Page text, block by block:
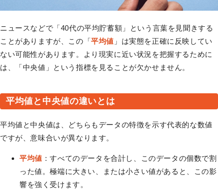
ニュースなどで「40代の平均貯蓄額」という言葉を見聞きする
ことがありますが、この「平均値 」は実態を正確に反映してい
ない可能性があります。より現実に近い状況を把握するために
は、「中央値」という指標を見ることが欠かせません。
平均値と中央値の違いとは
平均値と中央値は、どちらもデータの特徴を示す代表的な数値
ですが、意味合いが異なります。
平均値 ：すべてのデータを合計し、このデータの個数で割
った値。極端に大きい、または小さい値があると、この影
響を強く受けます。